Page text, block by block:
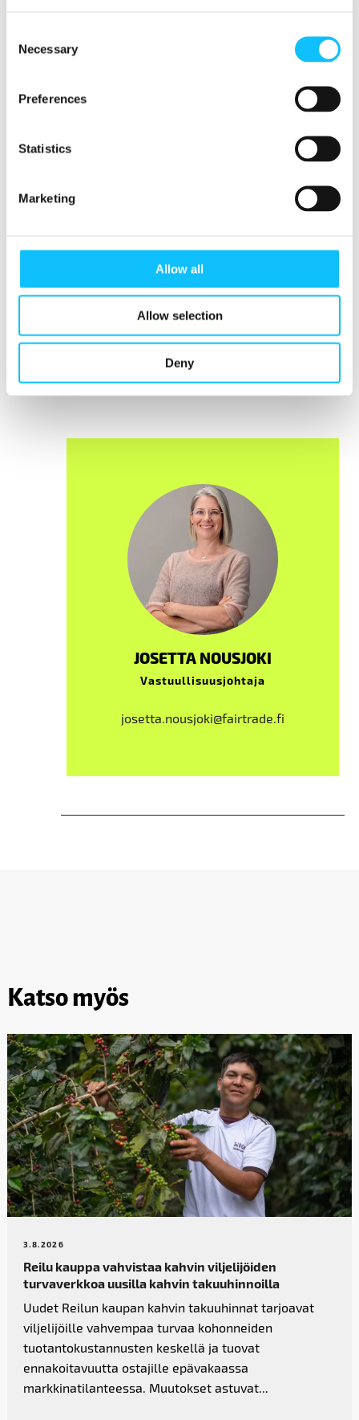
Selection
Necessary
Preferences
Statistics
Marketing
Allow all
Allow selection
Deny
kaupan järjestelmään mukaan pääseminen
jatkuvaa kehitystä kriteerien toteutumisessa.
Lue lisää metsäkadosta:
Uutinen metsäkadon vaikutuksista
suklaantuotantoon
Kysy lisää aiheesta:
JOSETTA NOUSJOKI
Vastuullisuusjohtaja
josetta.nousjoki@fairtrade.fi
Katso myös
3.8.2026
Reilu kauppa vahvistaa kahvin­ viljelijöiden
turvaverkkoa uusilla kahvin takuuhinnoilla
Uudet Reilun kaupan kahvin takuuhinnat tarjoavat
viljelijöille vahvempaa turvaa kohonneiden
tuotantokustannusten keskellä ja tuovat
ennakoitavuutta ostajille epävakaassa
markkinatilanteessa. Muutokset astuvat...